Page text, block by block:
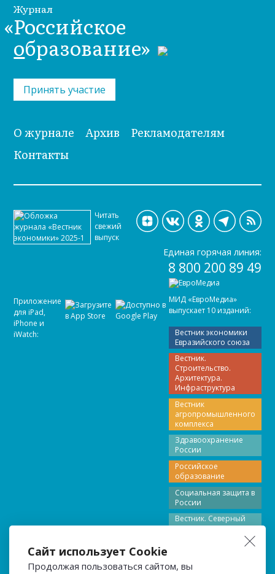
Журнал
«Российское
образование»
Принять участие
О журнале Архив
Рекламодателям
Контакты
МИД «ЕвроМедиа»
выпускает 10 изданий:
Вестник экономики
Евразийского союза
Вестник.
Строительство.
Архитектура.
Инфраструктура
Вестник
агропромышленного
комплекса
Здравоохранение
России
Российское
образование
Социальная защита в
России
Вестник. Северный
Кавказ
Запада
Читать
свежий
выпуск
Приложение
для iPad,
iPhone и
iWatch:
Единая горячая линия:
8 800 200 89 49
Сайт использует Cookie
Продолжая пользоваться сайтом, вы